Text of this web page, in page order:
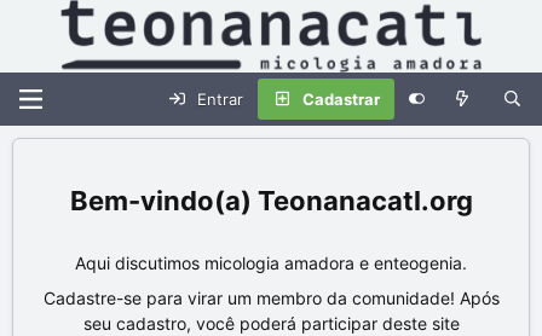
Entrar Cadastrar
Teonanacatl.org
Aqui discutimos micologia amadora e enteogenia.
Cadastre-se para virar um membro da comunidade! Após
seu cadastro, você poderá participar deste site